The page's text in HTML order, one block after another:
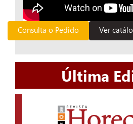
Consulta o Pedido Ver
Última